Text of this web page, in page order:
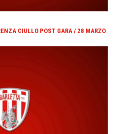
CIULLO POST GARA / 28 MARZO